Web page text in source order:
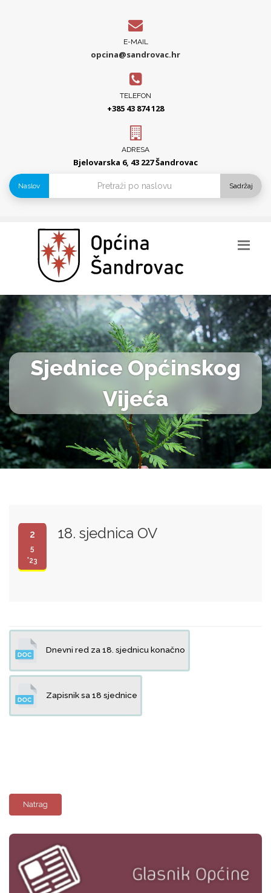
E-MAIL
opcina@sandrovac.hr
TELEFON
+385 43 874 128
ADRESA
Bjelovarska 6, 43 227 Šandrovac
Naslov Sadržaj
Sjednice Općinskog
Vijeća
2
5
'23
18. sjednica OV
Dnevni red za 18. sjednicu konačno
Zapisnik sa 18 sjednice
Natrag